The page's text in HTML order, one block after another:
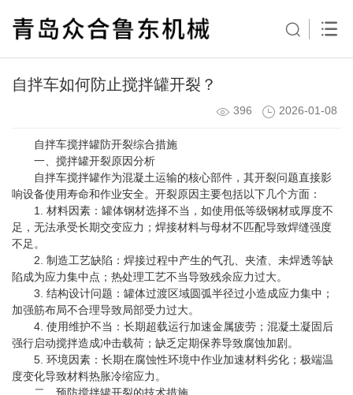
自拌车如何防止搅拌罐开裂？
396 2026-01-08
自拌车搅拌罐防开裂综合措施
一、搅拌罐开裂原因分析
自拌车搅拌罐作为混凝土运输的核心部件，其开裂问题直接影
响设备使用寿命和作业安全。开裂原因主要包括以下几个方面：
1. 材料因素：罐体钢材选择不当，如使用低等级钢材或厚度不
足，无法承受长期交变应力；焊接材料与母材不匹配导致焊缝强度
不足。
2. 制造工艺缺陷：焊接过程中产生的气孔、夹渣、未焊透等缺
陷成为应力集中点；热处理工艺不当导致残余应力过大。
3. 结构设计问题：罐体过渡区域圆弧半径过小造成应力集中；
加强筋布局不合理导致局部受力过大。
4. 使用维护不当：长期超载运行加速金属疲劳；混凝土凝固后
强行启动搅拌造成冲击载荷；缺乏定期保养导致腐蚀加剧。
5. 环境因素：长期在腐蚀性环境中作业加速材料劣化；极端温
度变化导致材料热胀冷缩应力。
二、预防搅拌罐开裂的技术措施